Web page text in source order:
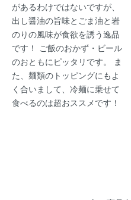
があるわけではないですが、
出し醤油の旨味とごま油と岩
のりの風味が食欲を誘う逸品
です！ ご飯のおかず・ビール
のおともにピッタリです。 ま
た、麺類のトッピングにもよ
く合いまして、冷麺に乗せて
食べるのは超おススメです！